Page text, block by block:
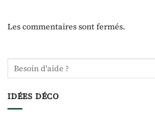
Les commentaires sont fermés.
IDÉES DÉCO